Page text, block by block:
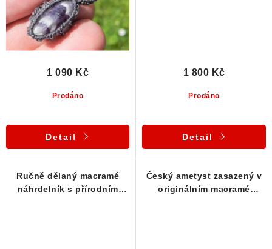
Prodáno
1 090 Kč
Detail
Prodáno
1 800 Kč
Detail
Ručně dělaný macramé
náhrdelník s přírodním
Český ametyst zasazený v
originálním macramé